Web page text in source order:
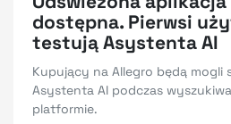
dostępna. Pierwsi
testują Asystenta AI
Kupujący na Allegro będą mogli
Asystenta AI podczas
platformie.